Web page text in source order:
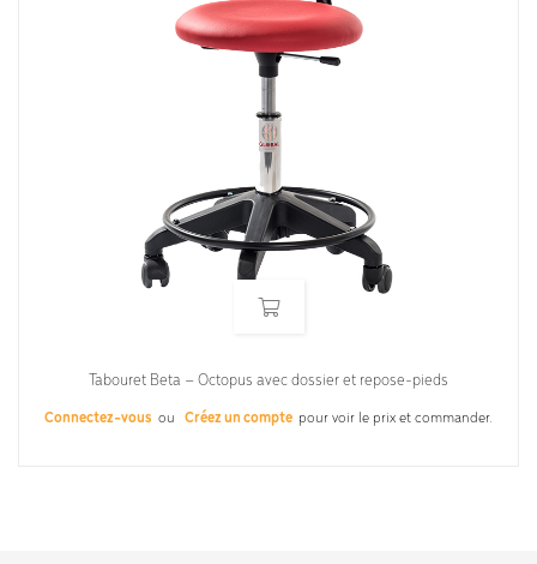
Tabouret Beta – Octopus avec dossier et repose-pieds
Connectez-vous ou Créez un compte pour voir le prix et commander.